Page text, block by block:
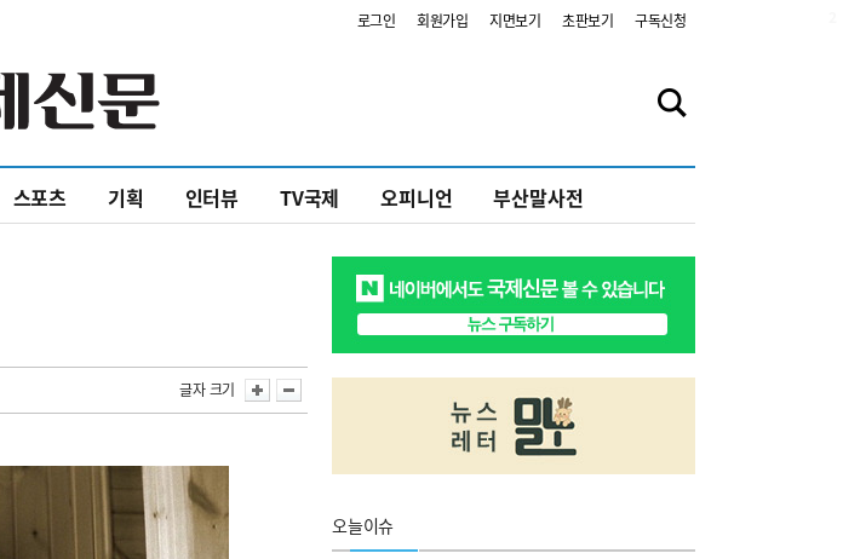
로그인 회원가입 지면보기 초판보기 구독신청
스포츠 기획 인터뷰 TV국제 오피니언 부산말사전
글자 크기
오늘이슈